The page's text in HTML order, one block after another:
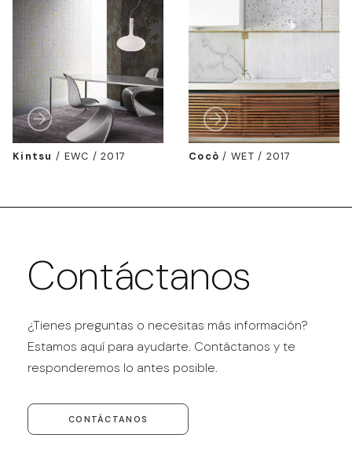
Kintsu / EWC / 2017 Cocò / WET / 2017
Contáctanos
¿Tienes preguntas o necesitas más información?
Estamos aquí para ayudarte. Contáctanos y te
responderemos lo antes posible.
CONTÁCTANOS